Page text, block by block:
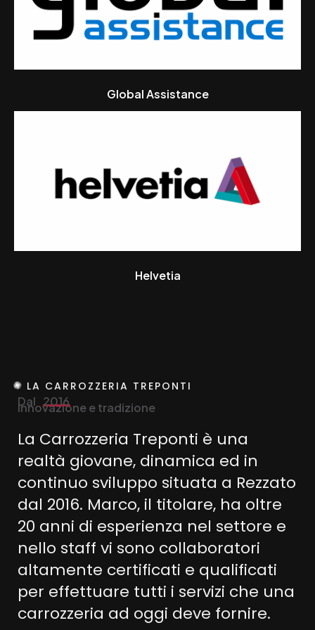
Global Assistance
Helvetia
LA CARROZZERIA TREPONTI
Dal 2016
innovazione e tradizione
Dal 2016
innovazioneetradizione
La Carrozzeria Treponti è una
realtà giovane, dinamica ed in
continuo sviluppo situata a Rezzato
dal 2016. Marco, il titolare, ha oltre
20 anni di esperienza nel settore e
nello staff vi sono collaboratori
altamente certificati e qualificati
per effettuare tutti i servizi che una
carrozzeria ad oggi deve fornire.